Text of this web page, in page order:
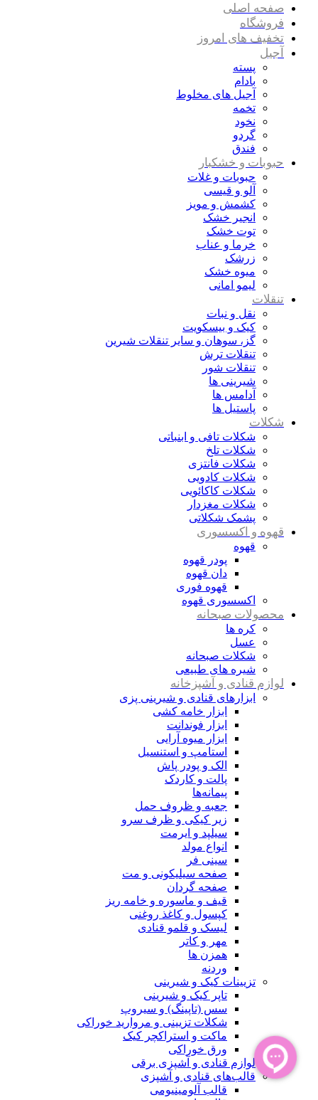
صفحه اصلی
فروشگاه
تخفیف های امروز
آجیل
پسته
بادام
آجیل های مخلوط
تخمه
نخود
گردو
فندق
حبوبات و خشکبار
حبوبات و غلات
آلو و قیسی
کشمش و مویز
انجیر خشک
توت خشک
خرما و عناب
زرشک
میوه خشک
لیمو امانی
تنقلات
نقل و نبات
کیک و بیسکویت
گز، سوهان و سایر تنقلات شیرین
تنقلات ترش
تنقلات شور
شیرینی ها
آدامس ها
پاستیل ها
شکلات
شکلات تافی و ابنباتی
شکلات تلخ
شکلات فانتزی
شکلات کادویی
شکلات کاکائویی
شکلات مغزدار
پشمک شکلاتی
قهوه و اکسسوری
قهوه
پودر قهوه
دان قهوه
قهوه فوری
اکسسوری قهوه
محصولات صبحانه
کره ها
عسل
شکلات صبحانه
شیره های طبیعی
لوازم قنادی و آشپزخانه
ابزارهای قنادی و شیرینی پزی
ابزار خامه کشی
ابزار فوندانت
ابزار میوه آرایی
استامپ و استنسیل
الک و پودر پاش
پالت و کاردک
پیمانه‌ها
جعبه و ظروف حمل
زیر کیکی و ظرف سرو
سیلپد و ایرمت
انواع مولد
سینی فر
صفحه سیلیکونی و مت
صفحه گردان
قیف و ماسوره و خامه ریز
کپسول و کاغذ روغنی
لیسک و قلمو قنادی
مهر و کاتر
همزن ها
وردنه
تزیینات کیک و شیرینی
تاپر کیک و شیرینی
سس (تاپینگ) و سیروپ
شکلات تزیینی و مروارید خوراکی
ماکت و استراکچر کیک
ورق خوراکی
لوازم قنادی و آشپزی برقی
قالب‌های قنادی و آشپزی
قالب آلومینیومی